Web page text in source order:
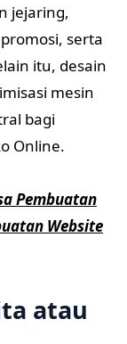
jejaring,
serta
itu, desain
mesin
bagi
Online.
Pembuatan
Website
atau